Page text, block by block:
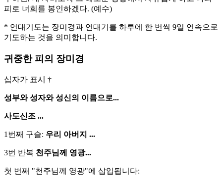
피로 너희를 봉인하겠다. (예수)
* 연대기도는 장미경과 연대기를 하루에 한 번씩 9일 연속으로
기도하는 것을 의미합니다.
귀중한 피의 장미경
십자가 표시 †
성부와 성자와 성신의 이름으로...
사도신조 ...
1번째 구슬: 우리 아버지 ...
3번 반복 천주님께 영광...
첫 번째 "천주님께 영광"에 삽입됩니다: